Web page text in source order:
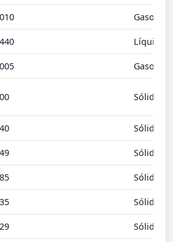
Gasoso
Líquido
Gasoso
Sólido
Sólido
Sólido
Sólido
Sólido
Sólido